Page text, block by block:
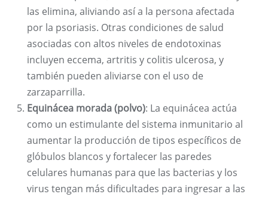
las elimina, aliviando así a la persona afectada
por la psoriasis. Otras condiciones de salud
asociadas con altos niveles de endotoxinas
incluyen eccema, artritis y colitis ulcerosa, y
también pueden aliviarse con el uso de
zarzaparrilla.
Equinácea morada (polvo): La equinácea actúa
como un estimulante del sistema inmunitario al
aumentar la producción de tipos específicos de
glóbulos blancos y fortalecer las paredes
celulares humanas para que las bacterias y los
virus tengan más dificultades para ingresar a las